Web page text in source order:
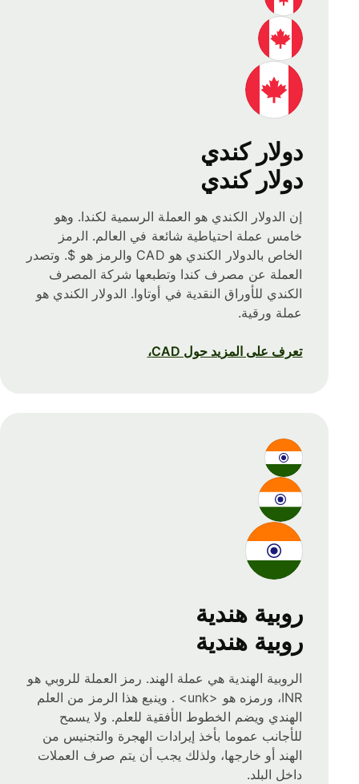
دولار كندي
دولار كندي
إن الدولار الكندي هو العملة الرسمية لكندا. وهو
خامس عملة احتياطية شائعة في العالم. الرمز
الخاص بالدولار الكندي هو CAD والرمز هو $. وتصدر
العملة عن مصرف كندا وتطبعها شركة المصرف
الكندي للأوراق النقدية في أوتاوا. الدولار الكندي هو
عملة ورقية.
تعرف على المزيد حول CAD،
روبية هندية
روبية هندية
الروبية الهندية هي عملة الهند. رمز العملة للروبي هو
INR، ورمزه هو <unk> . وينبع هذا الرمز من العلم
الهندي ويضم الخطوط الأفقية للعلم. ولا يسمح
للأجانب عموما بأخذ إيرادات الهجرة والتجنيس من
الهند أو خارجها، ولذلك يجب أن يتم صرف العملات
داخل البلد.